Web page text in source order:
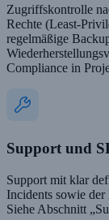
Zugriffskontrolle
Rechte (Least-
regelmäßige
Compliance in
Support und
Support mit klar
Incidents sowie
Siehe Abschnitt